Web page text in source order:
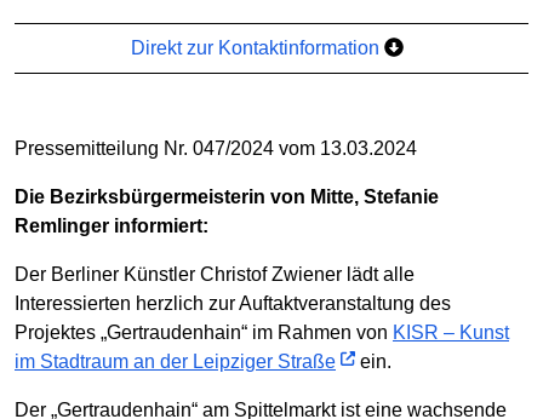
Direkt zur Kontaktinformation
Pressemitteilung Nr. 047/2024 vom 13.03.2024
Die Bezirksbürgermeisterin von Mitte, Stefanie
Remlinger informiert:
Der Berliner Künstler Christof Zwiener lädt alle
Interessierten herzlich zur Auftaktveranstaltung des
Projektes „Gertraudenhain“ im Rahmen von KISR – Kunst
im Stadtraum an der Leipziger Straße
ein.
Der „Gertraudenhain“ am Spittelmarkt ist eine wachsende